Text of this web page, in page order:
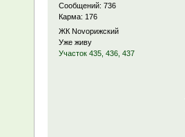
Сообщений: 736
Карма: 176
ЖК Novoрижский
Уже живу
Участок 435, 436, 437